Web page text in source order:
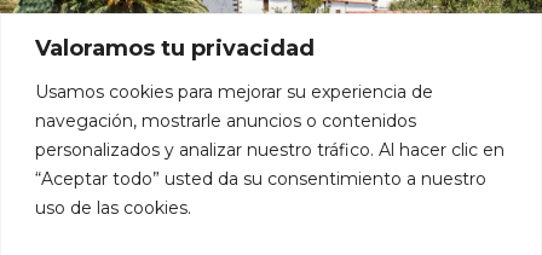
Valoramos tu privacidad
Usamos cookies para mejorar su experiencia de
navegación, mostrarle anuncios o contenidos
personalizados y analizar nuestro tráfico. Al hacer clic en
“Aceptar todo” usted da su consentimiento a nuestro
uso de las cookies.